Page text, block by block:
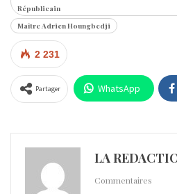
Républicain
Maître Adrien Houngbedji
2 231
Partager WhatsApp
LA
Commentaires